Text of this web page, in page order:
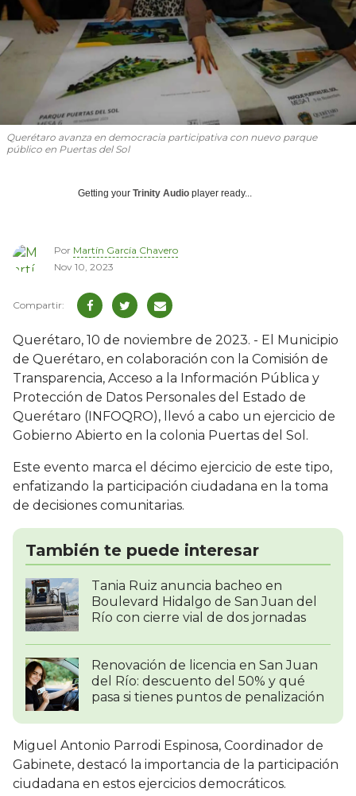
Querétaro avanza en democracia participativa con nuevo parque
público en Puertas del Sol
Getting your Trinity Audio player ready...
Por Martín García Chavero
Nov 10, 2023
Querétaro, 10 de noviembre de 2023. - El Municipio
de Querétaro, en colaboración con la Comisión de
Transparencia, Acceso a la Información Pública y
Protección de Datos Personales del Estado de
Querétaro (INFOQRO), llevó a cabo un ejercicio de
Gobierno Abierto en la colonia Puertas del Sol.
Este evento marca el décimo ejercicio de este tipo,
enfatizando la participación ciudadana en la toma
de decisiones comunitarias.
También te puede interesar
Tania Ruiz anuncia bacheo en
Boulevard Hidalgo de San Juan del
Río con cierre vial de dos jornadas
Renovación de licencia en San Juan
del Río: descuento del 50% y qué
pasa si tienes puntos de penalización
Miguel Antonio Parrodi Espinosa, Coordinador de
Gabinete, destacó la importancia de la participación
ciudadana en estos ejercicios democráticos.